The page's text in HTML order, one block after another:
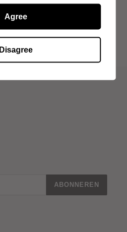
OP
TWITTER
ABONNEREN
Agree
Disagree